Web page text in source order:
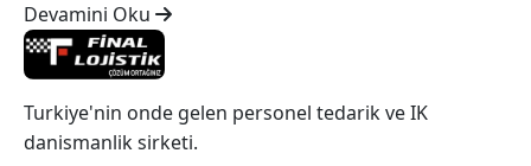
Devamini Oku
Turkiye'nin onde gelen personel tedarik ve IK
danismanlik sirketi.